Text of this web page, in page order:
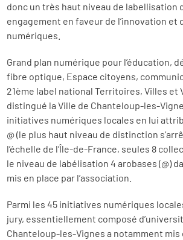
donc un très haut niveau de labellisation
engagement en faveur de l’innovation et
numériques.
Grand plan numérique pour l’éducation,
fibre optique, Espace citoyens,
21ème label national Territoires, Villes et
distingué la Ville de Chanteloup-les-
initiatives numériques locales en lui
@ (le plus haut niveau de distinction
l’échelle de l’Île-de-France, seules 8
le niveau de labélisation 4 arobases (@)
mis en place par l’association.
Parmi les 45 initiatives numériques
jury, essentiellement composé
Chanteloup-les-Vignes a notamment mis